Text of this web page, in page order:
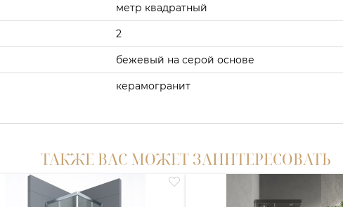
метр квадратный
2
бежевый на серой основе
керамогранит
ТАКЖЕ ВАС МОЖЕТ ЗАИНТЕРЕСОВАТЬ